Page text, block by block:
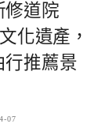
修道院
化遺產，
行推薦景
07